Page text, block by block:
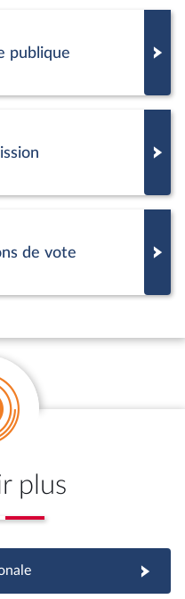
publique
de vote
plus
nationale